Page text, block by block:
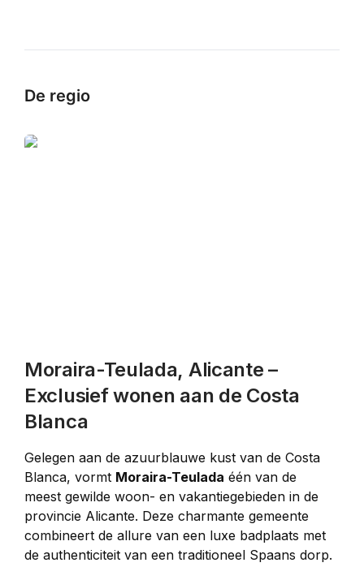
De regio
Moraira-Teulada, Alicante –
Exclusief wonen aan de Costa
Blanca
Gelegen aan de azuurblauwe kust van de Costa
Blanca, vormt Moraira-Teulada één van de
meest gewilde woon- en vakantiegebieden in de
provincie Alicante. Deze charmante gemeente
combineert de allure van een luxe badplaats met
de authenticiteit van een traditioneel Spaans dorp.